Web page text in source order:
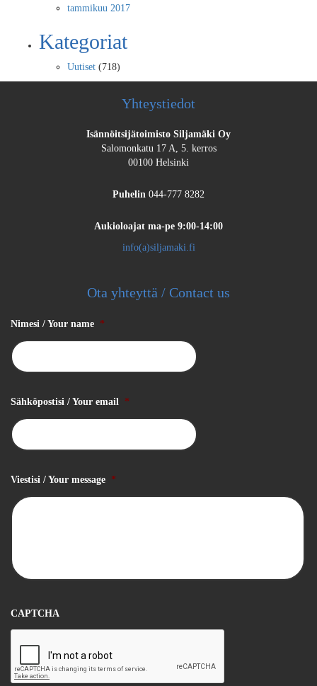
tammikuu 2017
Kategoriat
Uutiset (718)
Yhteystiedot
Isännöitsijätoimisto Siljamäki Oy
Salomonkatu 17 A, 5. kerros
00100 Helsinki
Puhelin 044-777 8282
Aukioloajat ma-pe 9:00-14:00
info(a)siljamaki.fi
Ota yhteyttä / Contact us
Nimesi / Your name *
Sähköpostisi / Your email *
Viestisi / Your message *
CAPTCHA